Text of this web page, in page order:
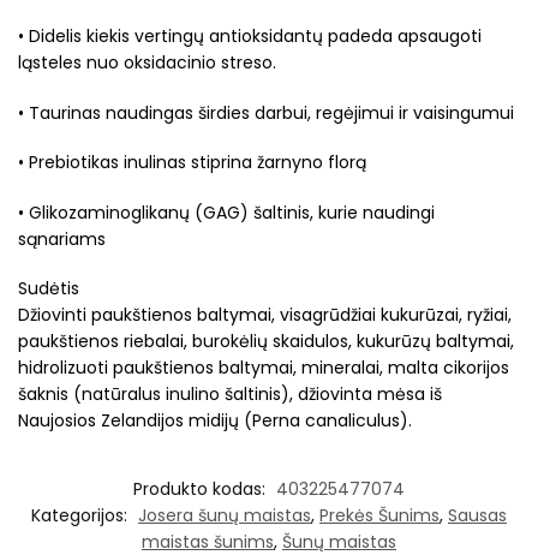
• Didelis kiekis vertingų antioksidantų padeda apsaugoti
ląsteles nuo oksidacinio streso.
• Taurinas naudingas širdies darbui, regėjimui ir vaisingumui
• Prebiotikas inulinas stiprina žarnyno florą
• Glikozaminoglikanų (GAG) šaltinis, kurie naudingi
sąnariams
Sudėtis
Džiovinti paukštienos baltymai, visagrūdžiai kukurūzai, ryžiai,
paukštienos riebalai, burokėlių skaidulos, kukurūzų baltymai,
hidrolizuoti paukštienos baltymai, mineralai, malta cikorijos
šaknis (natūralus inulino šaltinis), džiovinta mėsa iš
Naujosios Zelandijos midijų (Perna canaliculus).
Produkto kodas: 403225477074
Kategorijos: Josera šunų maistas, Prekės Šunims, Sausas
maistas šunims, Šunų maistas